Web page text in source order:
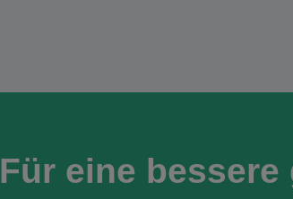
Für eine